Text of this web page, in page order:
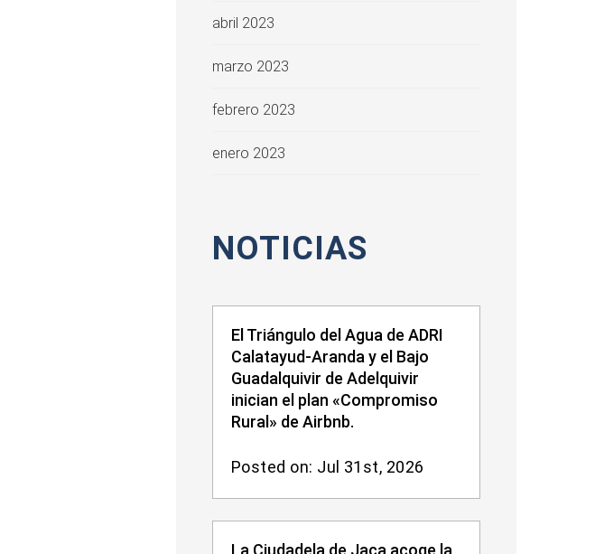
abril 2023
marzo 2023
febrero 2023
enero 2023
NOTICIAS
El Triángulo del Agua de ADRI
Calatayud-Aranda y el Bajo
Guadalquivir de Adelquivir
inician el plan «Compromiso
Rural» de Airbnb.
Posted on: Jul 31st, 2026